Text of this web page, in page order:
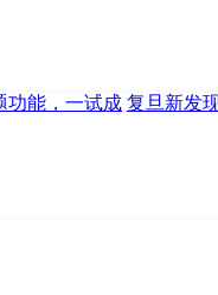
功能，一试成 复旦新发